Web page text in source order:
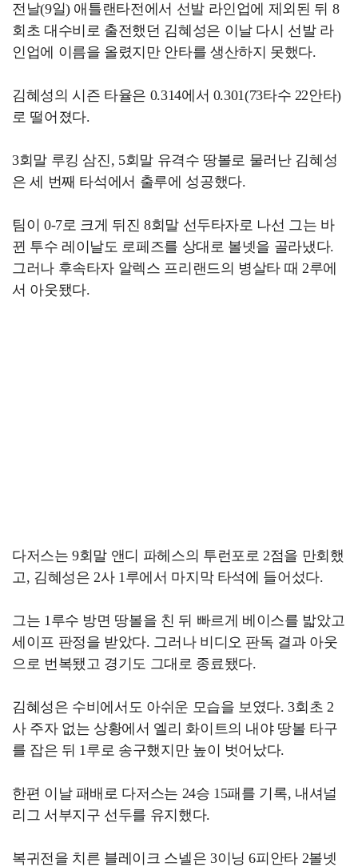
전날(9일) 애틀랜타전에서 선발 라인업에 제외된 뒤 8
회초 대수비로 출전했던 김혜성은 이날 다시 선발 라
인업에 이름을 올렸지만 안타를 생산하지 못했다.
김혜성의 시즌 타율은 0.314에서 0.301(73타수 22안타)
로 떨어졌다.
3회말 루킹 삼진, 5회말 유격수 땅볼로 물러난 김혜성
은 세 번째 타석에서 출루에 성공했다.
팀이 0-7로 크게 뒤진 8회말 선두타자로 나선 그는 바
뀐 투수 레이날도 로페즈를 상대로 볼넷을 골라냈다.
그러나 후속타자 알렉스 프리랜드의 병살타 때 2루에
서 아웃됐다.
다저스는 9회말 앤디 파헤스의 투런포로 2점을 만회했
고, 김혜성은 2사 1루에서 마지막 타석에 들어섰다.
그는 1루수 방면 땅볼을 친 뒤 빠르게 베이스를 밟았고
세이프 판정을 받았다. 그러나 비디오 판독 결과 아웃
으로 번복됐고 경기도 그대로 종료됐다.
김혜성은 수비에서도 아쉬운 모습을 보였다. 3회초 2
사 주자 없는 상황에서 엘리 화이트의 내야 땅볼 타구
를 잡은 뒤 1루로 송구했지만 높이 벗어났다.
한편 이날 패배로 다저스는 24승 15패를 기록, 내셔널
리그 서부지구 선두를 유지했다.
복귀전을 치른 블레이크 스넬은 3이닝 6피안타 2볼넷